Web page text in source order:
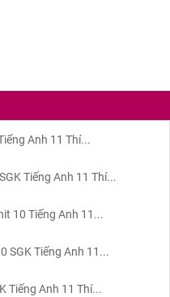
Anh 11 Thí...
Tiếng Anh 11 Thí...
10 Tiếng Anh 11...
SGK Tiếng Anh 11...
Tiếng Anh 11 Thí...